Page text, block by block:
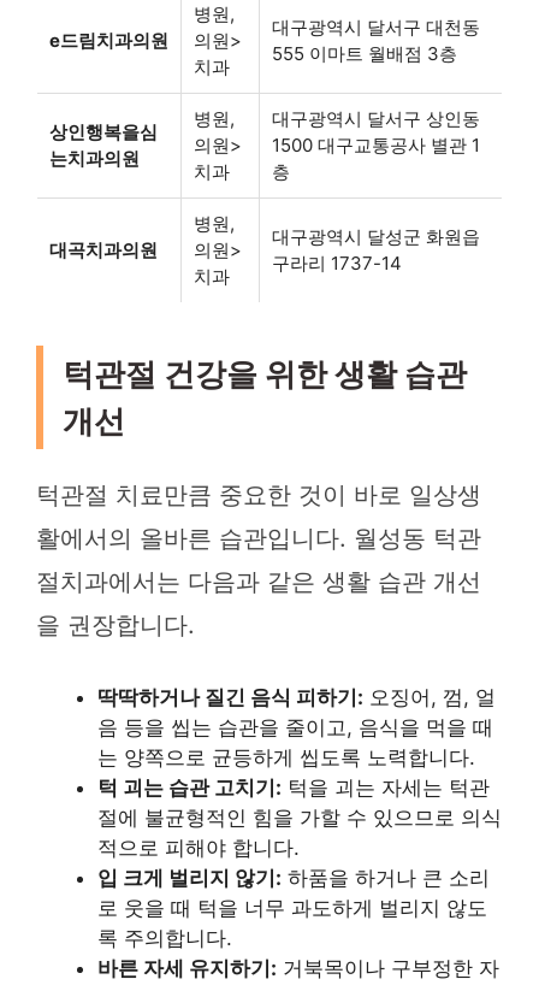
e드림치과의원
병원,
의원>
치과
대구광역시 달서구 대천동
555 이마트 월배점 3층
상인행복을심
는치과의원
병원,
의원>
치과
대구광역시 달서구 상인동
1500 대구교통공사 별관 1
층
대곡치과의원
병원,
의원>
치과
대구광역시 달성군 화원읍
구라리 1737-14
턱관절 건강을 위한 생활 습관
개선
턱관절 치료만큼 중요한 것이 바로 일상생
활에서의 올바른 습관입니다. 월성동 턱관
절치과에서는 다음과 같은 생활 습관 개선
을 권장합니다.
딱딱하거나 질긴 음식 피하기: 오징어, 껌, 얼
음 등을 씹는 습관을 줄이고, 음식을 먹을 때
는 양쪽으로 균등하게 씹도록 노력합니다.
턱 괴는 습관 고치기: 턱을 괴는 자세는 턱관
절에 불균형적인 힘을 가할 수 있으므로 의식
적으로 피해야 합니다.
입 크게 벌리지 않기: 하품을 하거나 큰 소리
로 웃을 때 턱을 너무 과도하게 벌리지 않도
록 주의합니다.
바른 자세 유지하기: 거북목이나 구부정한 자